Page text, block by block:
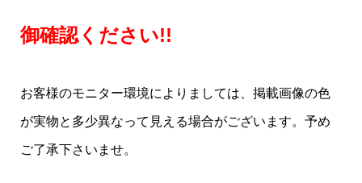
御確認ください!!
お客様のモニター環境によりましては、掲載画像の色
が実物と多少異なって見える場合がございます。予め
ご了承下さいませ。